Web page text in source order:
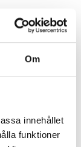
Om
innehållet
funktioner
med
krav